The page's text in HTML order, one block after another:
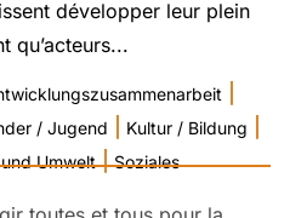
développer leur plein
qu’acteurs...
/ Jugend Kultur / Bildung
Umwelt | Soziales